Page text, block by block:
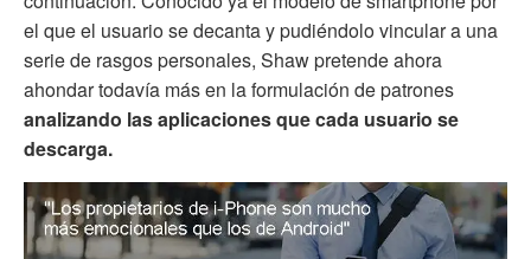
el que el usuario se decanta y pudiéndolo vincular a una
serie de rasgos personales, Shaw pretende ahora
ahondar todavía más en la formulación de patrones
analizando las aplicaciones que cada usuario se
descarga.